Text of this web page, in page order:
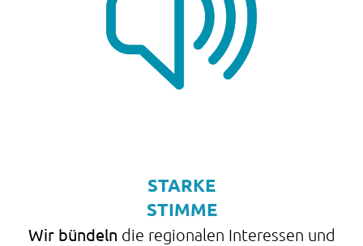
STARKE
STIMME
Wir bündeln die regionalen Interessen und